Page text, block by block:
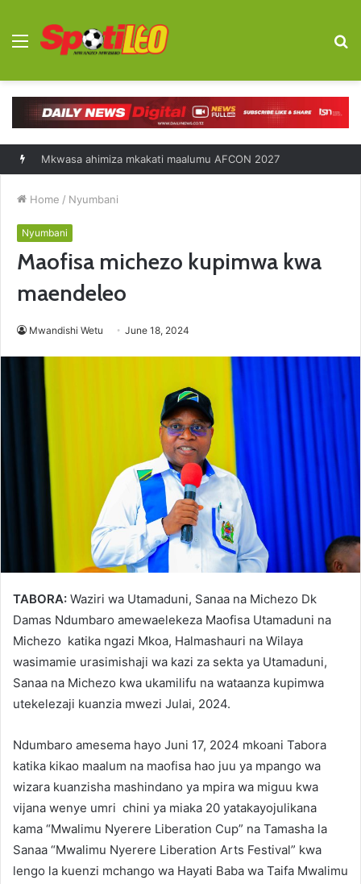
Menu
Diego Forlan kocha mpya Uruguay
Home / Nyumbani
Nyumbani
Maofisa michezo kupimwa kwa
maendeleo
Mwandishi Wetu June 18, 2024
TABORA: Waziri wa Utamaduni, Sanaa na Michezo Dk
Damas Ndumbaro amewaelekeza Maofisa Utamaduni na
Michezo katika ngazi Mkoa, Halmashauri na Wilaya
wasimamie urasimishaji wa kazi za sekta ya Utamaduni,
Sanaa na Michezo kwa ukamilifu na wataanza kupimwa
utekelezaji kuanzia mwezi Julai, 2024.
Ndumbaro amesema hayo Juni 17, 2024 mkoani Tabora
katika kikao maalum na maofisa hao juu ya mpango wa
wizara kuanzisha mashindano ya mpira wa miguu kwa
vijana wenye umri chini ya miaka 20 yatakayojulikana
kama “Mwalimu Nyerere Liberation Cup” na Tamasha la
Sanaa “Mwalimu Nyerere Liberation Arts Festival” kwa
lengo la kuenzi mchango wa Hayati Baba wa Taifa Mwalimu